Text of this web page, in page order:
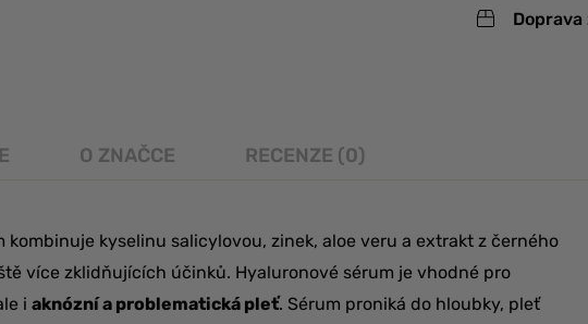
Doprava
O ZNAČCE RECENZE (0)
kyselinu salicylovou, zinek, aloe veru a extrakt z černého
více zklidňujících účinků. Hyaluronové sérum je vhodné pro
i aknózní a problematická pleť. Sérum proniká do hloubky, pleť